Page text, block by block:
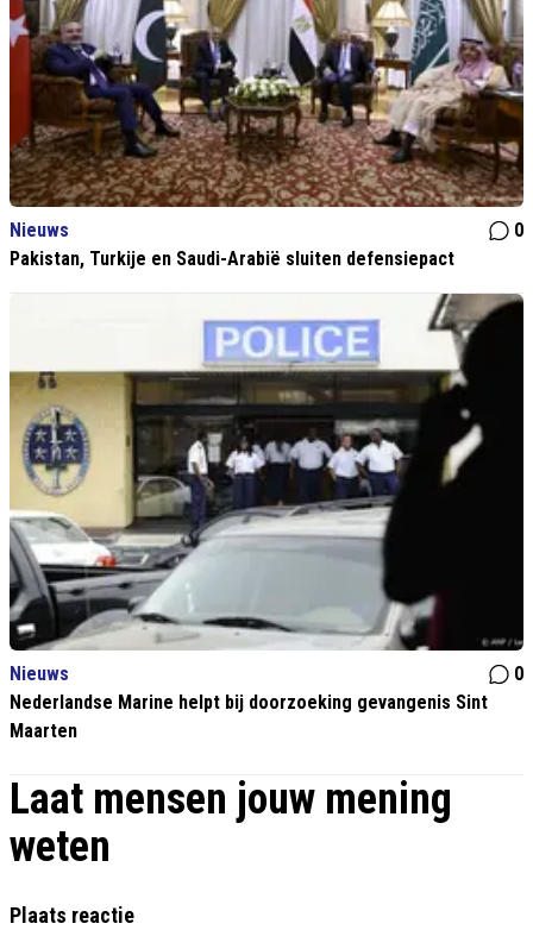
Nieuws
0
Pakistan, Turkije en Saudi-Arabië sluiten defensiepact
Nieuws
0
Nederlandse Marine helpt bij doorzoeking gevangenis Sint
Maarten
Laat mensen jouw mening
weten
Plaats reactie